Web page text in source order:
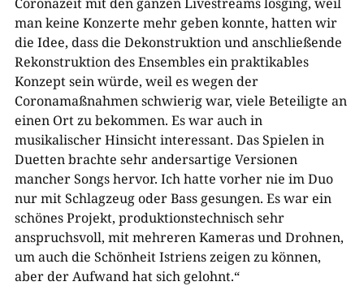
man keine Konzerte mehr geben konnte, hatten wir
die Idee, dass die Dekonstruktion und anschließende
Rekonstruktion des Ensembles ein praktikables
Konzept sein würde, weil es wegen der
Coronamaßnahmen schwierig war, viele Beteiligte an
einen Ort zu bekommen. Es war auch in
musikalischer Hinsicht interessant. Das Spielen in
Duetten brachte sehr andersartige Versionen
mancher Songs hervor. Ich hatte vorher nie im Duo
nur mit Schlagzeug oder Bass gesungen. Es war ein
schönes Projekt, produktionstechnisch sehr
anspruchsvoll, mit mehreren Kameras und Drohnen,
um auch die Schönheit Istriens zeigen zu können,
aber der Aufwand hat sich gelohnt.“